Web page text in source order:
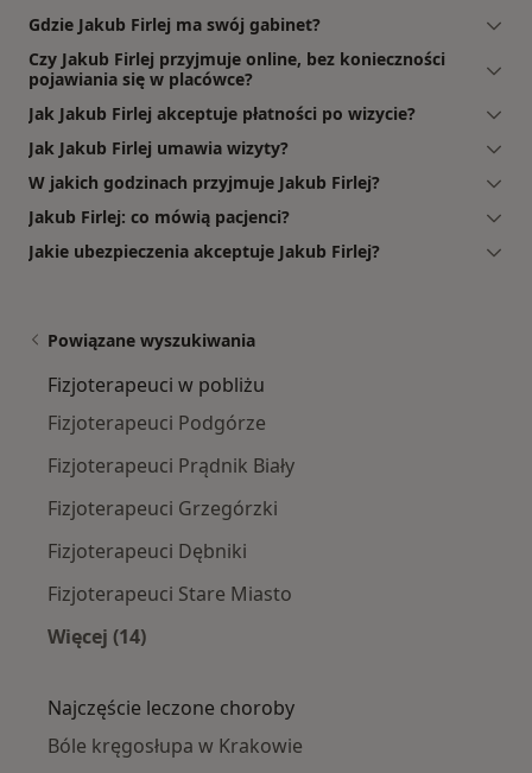
Gdzie Jakub Firlej ma swój gabinet?
Czy Jakub Firlej przyjmuje online, bez konieczności
pojawiania się w placówce?
Jak Jakub Firlej akceptuje płatności po wizycie?
Jak Jakub Firlej umawia wizyty?
W jakich godzinach przyjmuje Jakub Firlej?
Jakub Firlej: co mówią pacjenci?
Jakie ubezpieczenia akceptuje Jakub Firlej?
Powiązane wyszukiwania
Fizjoterapeuci w pobliżu
Fizjoterapeuci Podgórze
Fizjoterapeuci Prądnik Biały
Fizjoterapeuci Grzegórzki
Fizjoterapeuci Dębniki
Fizjoterapeuci Stare Miasto
Więcej (14)
Najczęście leczone choroby
Bóle kręgosłupa w Krakowie